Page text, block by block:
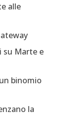
alle
su Marte e
binomio
la